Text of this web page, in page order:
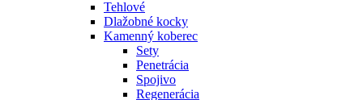
Tehlové
Dlažobné kocky
Kamenný koberec
Sety
Penetrácia
Spojivo
Regenerácia